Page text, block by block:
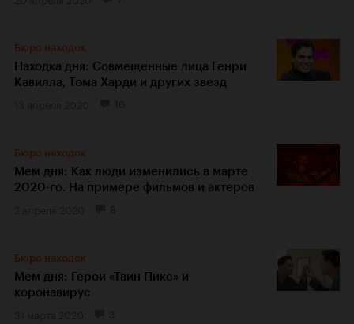
Бюро находок
Находка дня: Совмещенные лица Генри
Кавилла, Тома Харди и других звезд
Бюро находок
Мем дня: Как люди изменились в марте
2020-го. На примере фильмов и актеров
Бюро находок
Мем дня: Герои «Твин Пикс» и
коронавирус